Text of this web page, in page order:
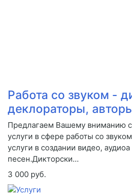
Работа со звуком -
деклораторы,
Предлагаем Вашему вниманию
услуги в сфере работы со
услуги в создании видео,
песен.Дикторски...
3 000 руб.